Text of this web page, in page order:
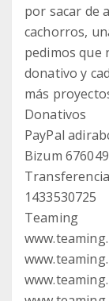
por sacar de
cachorros,
pedimos que
donativo y
más
Donativos
PayPal
Bizum
1433530725
Teaming